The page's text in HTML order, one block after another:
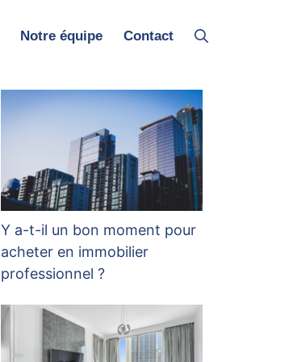
Notre équipe Contact
Y a-t-il un bon moment pour
acheter en immobilier
professionnel ?